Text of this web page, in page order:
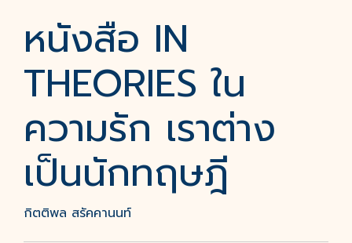
หนังสือ IN
THEORIES ใน
ความรัก เราต่าง
เป็นนักทฤษฎี
กิตติพล สรัคคานนท์